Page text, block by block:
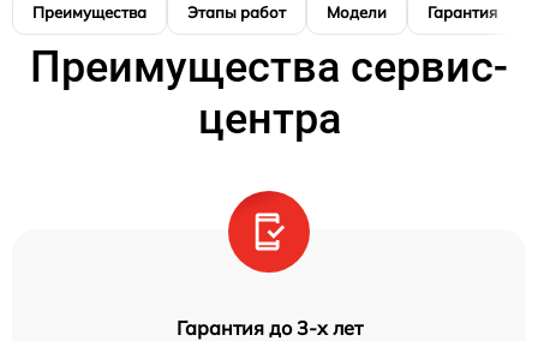
Преимущества Этапы работ Модели Гарантия
Преимущества сервис-
центра
Гарантия до 3-х лет